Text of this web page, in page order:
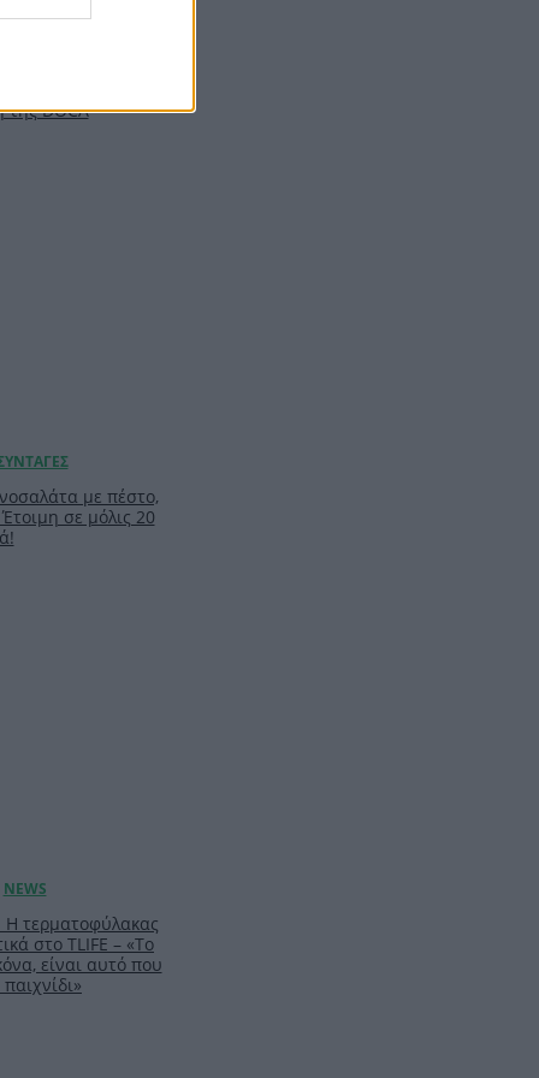
DOCA
με πέστο,
σε μόλις 20
τερματοφύλακας
στο TLIFE – «Το
είναι αυτό που